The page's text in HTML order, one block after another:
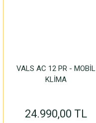
VALS AC 12 PR - MOBİL
KLİMA
24.990,00 TL